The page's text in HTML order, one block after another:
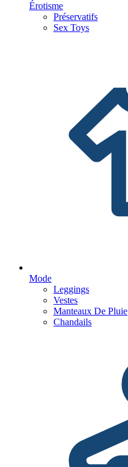
Érotisme
Préservatifs
Sex Toys
Mode
Leggings
Vestes
Manteaux De Pluie
Chandails